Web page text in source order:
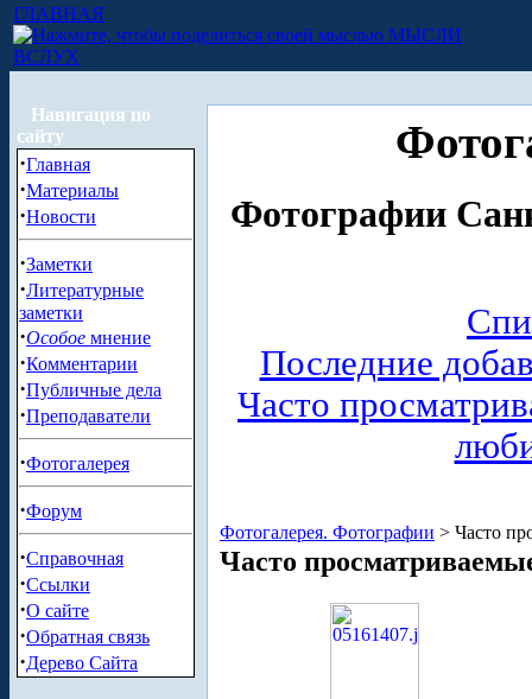
ГЛАВНАЯ
МЫСЛИ
ВСЛУХ
Навигация по
сайту
·Главная
·Материалы
·Новости
·Заметки
·Литературные
заметки
·Особое мнение
·Комментарии
·Публичные дела
·Преподаватели
·Фотогалерея
·Форум
·Справочная
·Ссылки
·О сайте
·Обратная связь
·Дерево Сайта
Фотографии
Последние
Часто
Фотогалерея. Фотографии > Часто
Часто